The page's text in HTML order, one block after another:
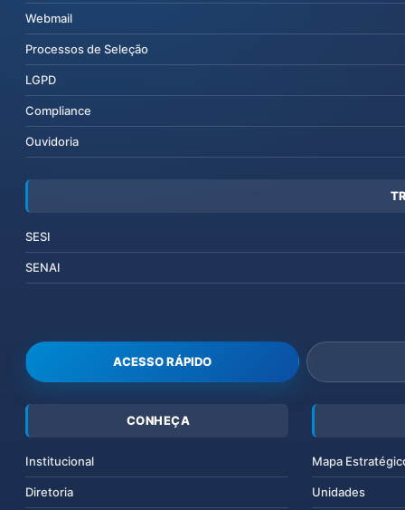
Webmail
Processos de Seleção
LGPD
Compliance
Ouvidoria
SESI
SENAI
ACESSO RÁPIDO
CONHEÇA
Institucional
Diretoria
Mapa
Unidades